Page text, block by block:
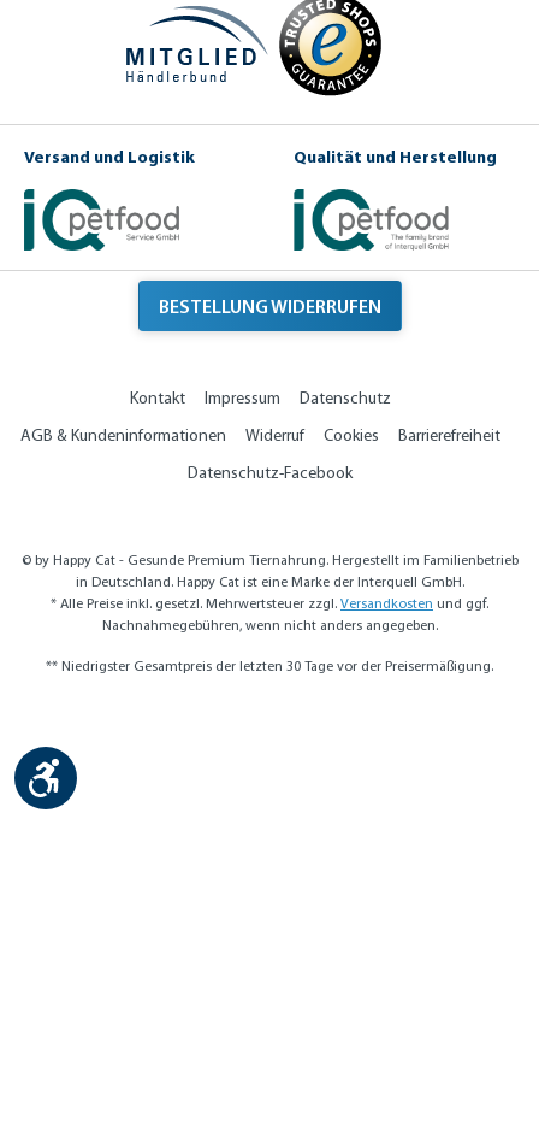
Versand und Logistik Qualität und Herstellung
BESTELLUNG WIDERRUFEN
Kontakt Impressum
Datenschutz
AGB & Kundeninformationen
Widerruf Cookies
Barrierefreiheit
Datenschutz-Facebook
© by Happy Cat - Gesunde Premium Tiernahrung. Hergestellt im Familienbetrieb
in Deutschland. Happy Cat ist eine Marke der Interquell GmbH.
* Alle Preise inkl. gesetzl. Mehrwertsteuer zzgl. Versandkosten und ggf.
Nachnahmegebühren, wenn nicht anders angegeben.
** Niedrigster Gesamtpreis der letzten 30 Tage vor der Preisermäßigung.
Werkzeugleiste anzeigen